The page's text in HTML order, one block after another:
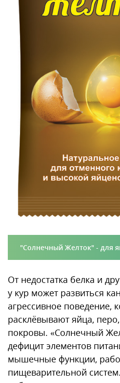
"Солнечный Желток" - для
От недостатка белка и
у кур может развиться
агрессивное поведение,
расклёвывают яйца,
покровы. «Солнечный
дефицит элементов
мышечные функции,
пищеварительной